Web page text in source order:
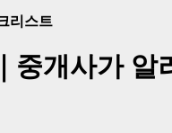
리스트
중개사가 알